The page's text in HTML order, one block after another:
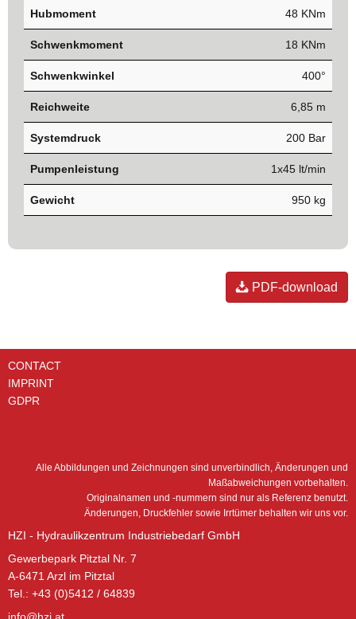
Hubmoment 48 KNm
Schwenkmoment 18 KNm
Schwenkwinkel 400°
Reichweite 6,85 m
Systemdruck 200 Bar
Pumpenleistung 1x45 lt/min
Gewicht 950 kg
PDF-download
CONTACT
IMPRINT
GDPR
Alle Abbildungen und Zeichnungen sind unverbindlich, Änderungen und
Maßabweichungen vorbehalten.
Originalnamen und -nummern sind nur als Referenz benutzt.
Änderungen, Druckfehler sowie Irrtümer behalten wir uns vor.
HZI - Hydraulikzentrum Industriebedarf GmbH
Gewerbepark Pitztal Nr. 7
A-6471 Arzl im Pitztal
Tel.: +43 (0)5412 / 64839